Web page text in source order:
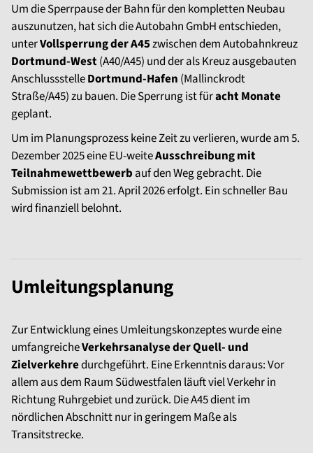
Um die Sperrpause der Bahn für den kompletten Neubau
auszunutzen, hat sich die Autobahn GmbH entschieden,
unterVollsperrung der A45zwischen dem Autobahnkreuz
Dortmund-West(A40/A45) und der als Kreuz ausgebauten
AnschlussstelleDortmund-Hafen (Mallinckrodt
Straße/A45) zu bauen. Die Sperrung ist füracht Monate
geplant.
Um im Planungsprozess keine Zeit zu verlieren, wurde am 5.
Dezember 2025 eine EU-weiteAusschreibung mit
Teilnahmewettbewerb auf den Weg gebracht. Die
Submission ist am 21. April 2026 erfolgt. Ein schneller Bau
wird finanziell belohnt.
Umleitungsplanung
Zur Entwicklung eines Umleitungskonzeptes wurde eine
umfangreicheVerkehrsanalyse der Quell- und
Zielverkehredurchgeführt. Eine Erkenntnis daraus: Vor
allem aus dem Raum Südwestfalen läuft viel Verkehr in
Richtung Ruhrgebiet und zurück. Die A45 dient im
nördlichen Abschnitt nur in geringem Maße als
Transitstrecke.